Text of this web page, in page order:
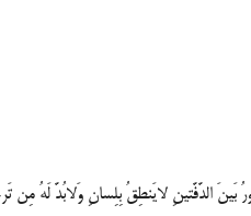
بَینَ الدَّفَّتینِ لایَنطِقُ بِلِسانِ وَلابُدَّ لَهُ مِن